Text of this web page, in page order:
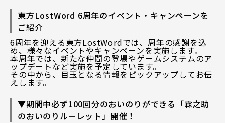
東方LostWord 6周年のイベント・キャンペーンを
ご紹介
6周年を迎える東方LostWordでは、周年の感謝を込
め、様々なイベントやキャンペーンを実施します。
本周年では、新たな仲間の登場やゲームシステムのア
ップデートなど実施を予定しています。
その中から、目玉となる情報をピックアップしてお伝
えします。
▼期間中必ず100回分のおいのりができる「霖之助
のおいのりルーレット」開催！